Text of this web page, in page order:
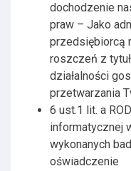
dochodzenie
praw – Jako
przedsiębiorcą
roszczeń z
działalności
przetwarzania
6 ust.1 lit. a
informatycznej
wykonanych
oświadczenie